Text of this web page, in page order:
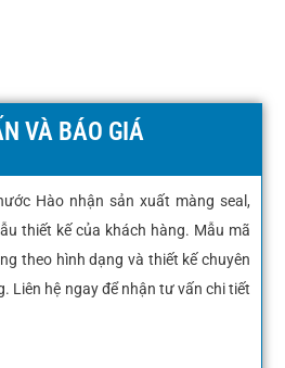
VÀ BÁO GIÁ
Hào nhận sản xuất màng seal,
thiết kế của khách hàng. Mẫu mã
theo hình dạng và thiết kế chuyên
Liên hệ ngay để nhận tư vấn chi tiết